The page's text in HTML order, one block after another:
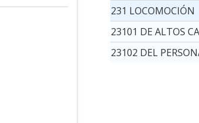
231 LOCOMOCIÓN
23101 DE ALTOS
23102 DEL